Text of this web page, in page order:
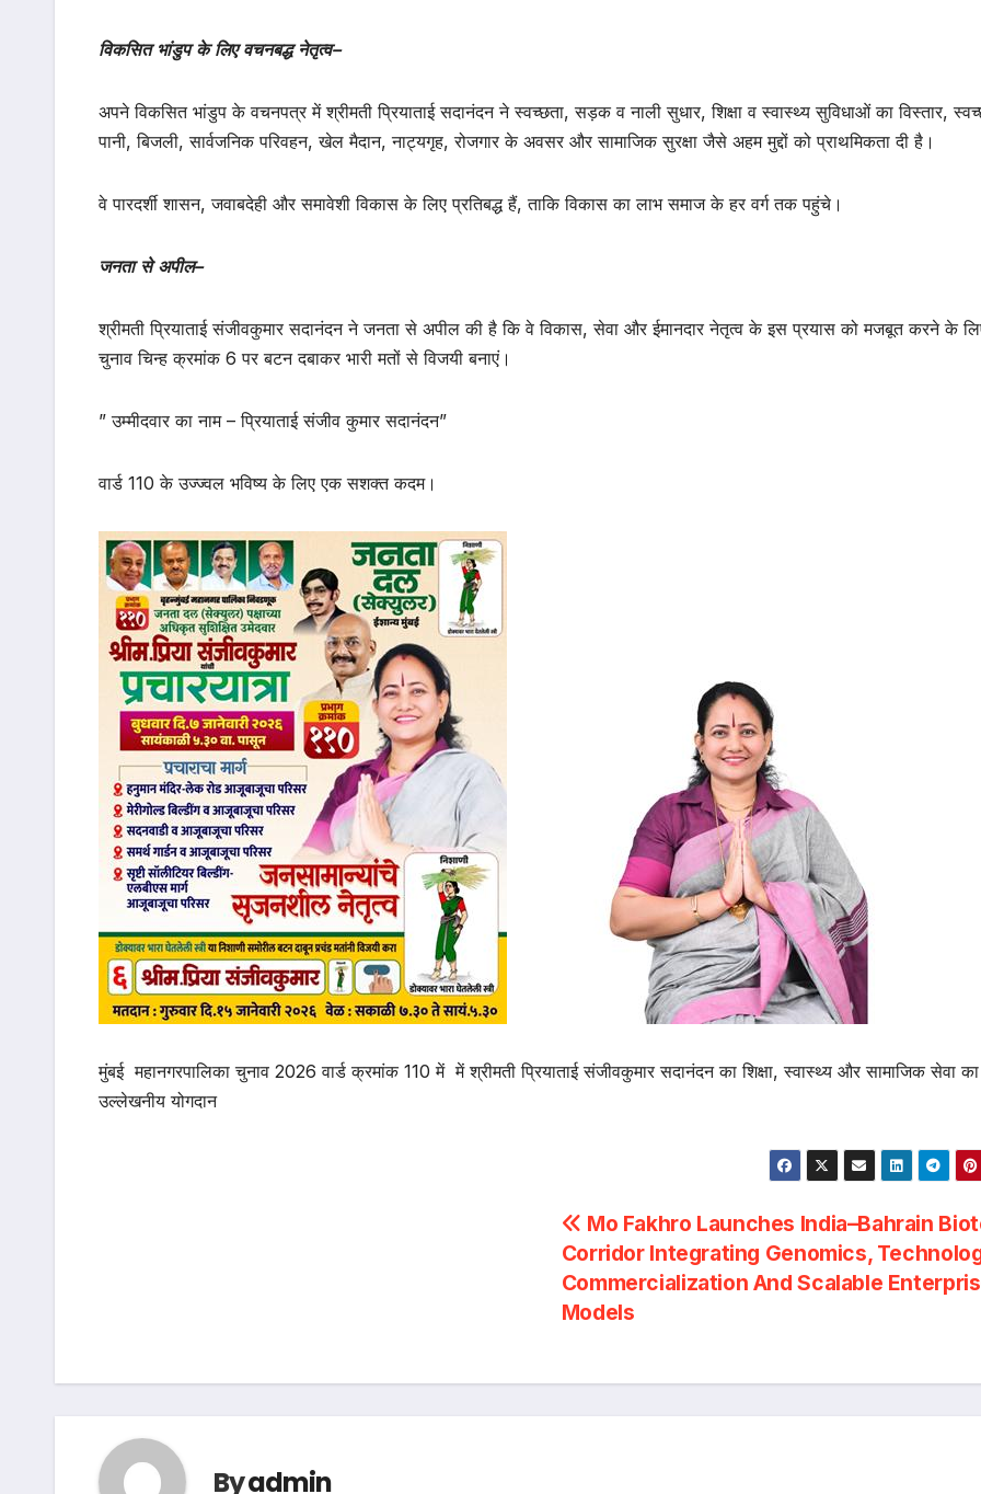
विकसित भांडुप के लिए वचनबद्ध नेतृत्व–
अपने विकसित भांडुप के वचनपत्र में श्रीमती प्रियाताई सदानंदन ने स्वच्छता, सड़क व नाली सुधार, शिक्षा व स्वास्थ्य सुविधाओं का विस्तार,
पानी, बिजली, सार्वजनिक परिवहन, खेल मैदान, नाट्यगृह, रोजगार के अवसर और सामाजिक सुरक्षा जैसे अहम मुद्दों को प्राथमिकता दी है।
वे पारदर्शी शासन, जवाबदेही और समावेशी विकास के लिए प्रतिबद्ध हैं, ताकि विकास का लाभ समाज के हर वर्ग तक पहुंचे।
जनता से अपील–
श्रीमती प्रियाताई संजीवकुमार सदानंदन ने जनता से अपील की है कि वे विकास, सेवा और ईमानदार नेतृत्व के इस प्रयास को मजबूत करने के
चुनाव चिन्ह क्रमांक 6 पर बटन दबाकर भारी मतों से विजयी बनाएं।
” उम्मीदवार का नाम – प्रियाताई संजीव कुमार सदानंदन”
वार्ड 110 के उज्ज्वल भविष्य के लिए एक सशक्त कदम।
मुंबई महानगरपालिका चुनाव 2026 वार्ड क्रमांक 110 में में श्रीमती प्रियाताई संजीवकुमार सदानंदन का शिक्षा, स्वास्थ्य और सामाजिक सेवा का
उल्लेखनीय योगदान
Mo Fakhro Launches India–Bahrain
Corridor Integrating Genomics,
Commercialization And Scalable
Models
Byadmin